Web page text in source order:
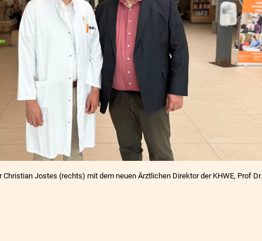
Jostes (rechts) mit dem neuen Ärztlichen Direktor der KHWE, Prof Dr.